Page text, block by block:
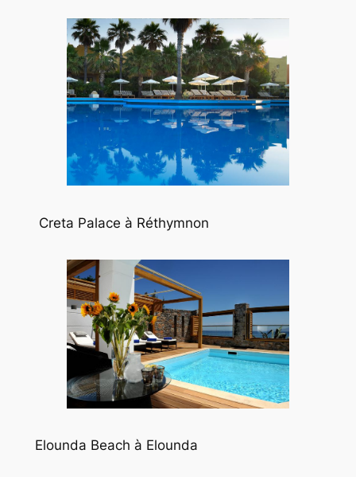
Creta Palace à Réthymnon
Elounda Beach à Elounda